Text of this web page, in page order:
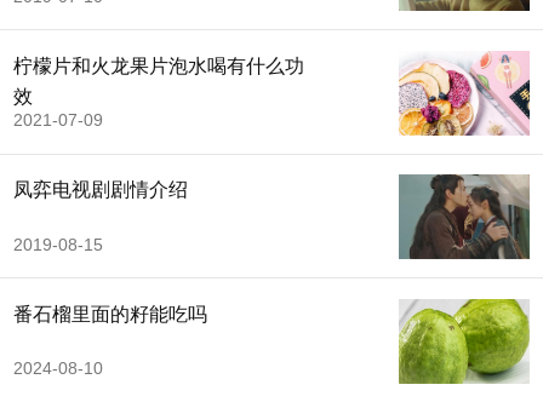
柠檬片和火龙果片泡水喝有什么功
效
2021-07-09
凤弈电视剧剧情介绍
2019-08-15
番石榴里面的籽能吃吗
2024-08-10